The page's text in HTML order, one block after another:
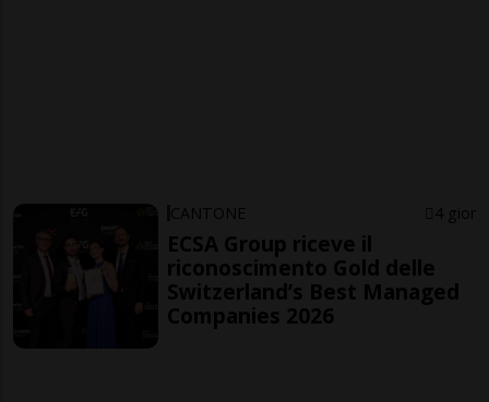
CANTONE 4 gior
ECSA Group riceve il
riconoscimento Gold delle
Switzerland’s Best Managed
Companies 2026